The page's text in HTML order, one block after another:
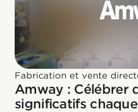
Fabrication et vente
Amway : Célébrer
significatifs